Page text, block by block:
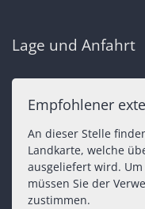
Lage und Anfahrt
Empfohlener
An dieser Stelle
Landkarte, welche
ausgeliefert wird.
müssen Sie der
zustimmen.